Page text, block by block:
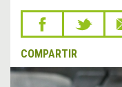
COMPARTIR